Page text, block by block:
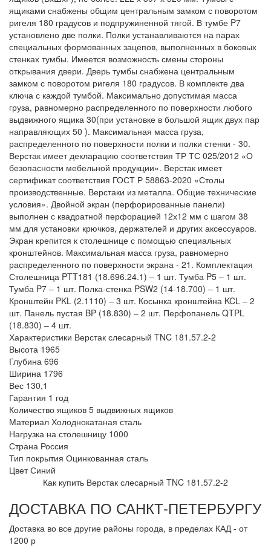
ящиками снабжены общим центральным замком с поворотом
ригеля 180 градусов и подпружиненной тягой. В тумбе P7
установлено две полки. Полки устанавливаются на парах
специальных формованных зацепов, выполненных в боковых
стенках тумбы. Имеется возможность смены стороны
открывания двери. Дверь тумбы снабжена центральным
замком с поворотом ригеля 180 градусов. В комплекте два
ключа с каждой тумбой. Максимально допустимая масса
груза, равномерно распределенного по поверхности любого
выдвижного ящика 30(при установке в большой ящик двух пар
направляющих 50 ). Максимальная масса груза,
распределенного по поверхности полки и полки стенки - 30.
Верстак имеет декларацию соответствия ТР ТС 025/2012 «О
безопасности мебельной продукции». Верстак имеет
сертификат соответствия ГОСТ Р 58863-2020 «Столы
производственные. Верстаки из металла. Общие технические
условия». Двойной экран (перфорированные панели)
выполнен с квадратной перфорацией 12х12 мм с шагом 38
мм для установки крючков, держателей и других аксессуаров.
Экран крепится к столешнице с помощью специальных
кронштейнов. Максимальная масса груза, равномерно
распределенного по поверхности экрана - 21. Комплектация
Столешница PTT181 (18.696.24.1) – 1 шт. Тумба P5 – 1 шт.
Тумба P7 – 1 шт. Полка-стенка PSW2 (14-18.700) – 1 шт.
Кронштейн PKL (2.1110) – 3 шт. Косынка кронштейна KCL – 2
шт. Панель пустая BP (18.830) – 2 шт. Перфопанель QTPL
(18.830) – 4 шт.
Характеристики Верстак слесарный TNC 181.57.2-2
Высота 1965
Глубина 696
Ширина 1796
Вес 130,1
Гарантия 1 год
Количество ящиков 5 выдвижных ящиков
Материал Холоднокатаная сталь
Нагрузка на столешницу 1000
Страна Россия
Тип покрытия Оцинкованная сталь
Цвет Синий
Как купить Верстак слесарный TNC 181.57.2-2
ДОСТАВКА ПО САНКТ-ПЕТЕРБУРГУ
Доставка во все другие районы города, в пределах КАД - от
1200 р